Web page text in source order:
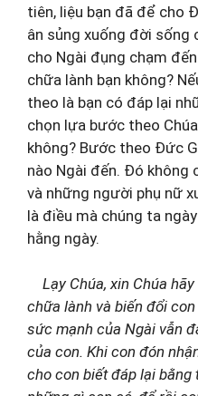
tiên, liệu bạn đã để cho
ân sủng xuống đời sống
cho Ngài đụng chạm
chữa lành bạn không?
theo là bạn có đáp lại
chọn lựa bước theo
không? Bước theo Đức
nào Ngài đến. Đó không
và những người phụ nữ
là điều mà chúng ta
hằng ngày.
Lạy Chúa, xin Chúa
chữa lành và biến đổi
sức mạnh của Ngài vẫn
của con. Khi con đón
cho con biết đáp lại bằng